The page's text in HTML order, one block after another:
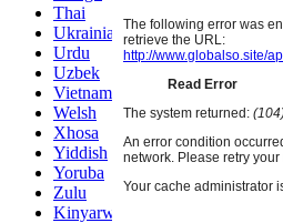
Thai
Ukrainian
Urdu
Uzbek
Vietnamese
Welsh
Xhosa
Yiddish
Yoruba
Zulu
Kinyarwanda